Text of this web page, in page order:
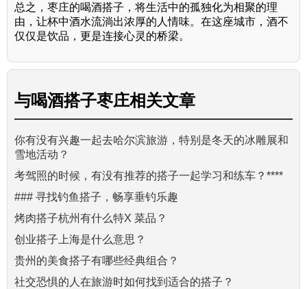
总之，枣庄的喝酒搭子，将生活中的孤独化为相聚的理
由，让杯中酒水流淌出浓厚的人情味。在这座城市，酒不
仅仅是饮品，更是连接心灵的桥梁。
与喝酒搭子枣庄相关文章
你有没有兴趣一起去哈尔滨旅游，特别是冬天的冰雕展和
雪地活动？
考驾照的时候，有没有推荐的搭子一起学习和练车？****
### 寻找钓鱼搭子，畅享垂钓乐趣
烤肉搭子杭州有什么特X 菜品？
创业搭子上海是什么意思？
贵州的美食搭子有哪些经典组合？
社交恐惧的人在旅游时如何找到适合的搭子？